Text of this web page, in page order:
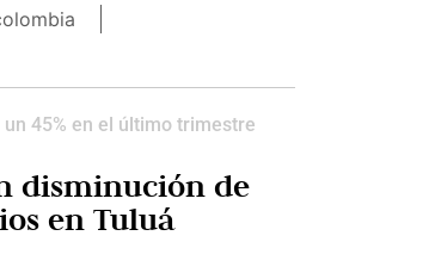
45% en el último trimestre
disminución de
homicidios en Tuluá